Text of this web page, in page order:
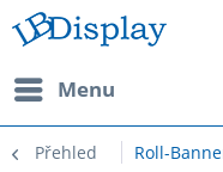
Menu
Přehled Roll-